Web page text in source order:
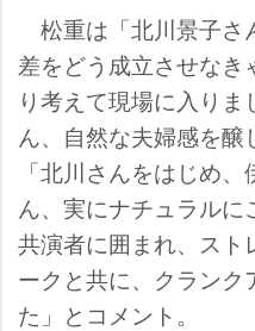
松重は「北川景子さ
差をどう成立させな
り考えて現場に入り
ん、自然な夫婦感を醸
「北川さんをはじめ
ん、実にナチュラル
共演者に囲まれ、スト
ークと共に、クランク
た」とコメント。